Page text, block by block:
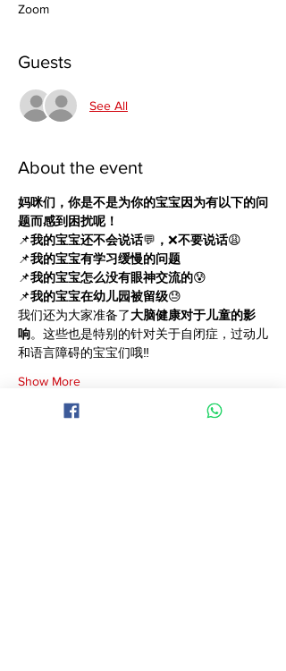
Zoom
Guests
See All
About the event
妈咪们，你是不是为你的宝宝因为有以下的问
题而感到困扰呢！
📌我的宝宝还不会说话💬 ， ❌不要说话😩
📌我的宝宝有学习缓慢的问题
📌我的宝宝怎么没有眼神交流的😰
📌我的宝宝在幼儿园被留级😓
我们还为大家准备了大脑健康对于儿童的影
响。这些也是特别的针对关于自闭症，过动儿
和语言障碍的宝宝们哦‼️
Show More